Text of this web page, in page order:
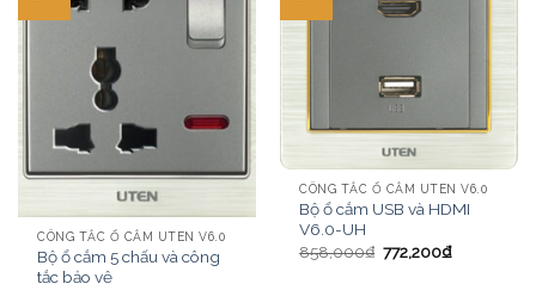
CÔNG TẮC Ổ CẮM UTEN V6.0
Bộ ổ cắm 5 chấu và công
tắc bảo vệ
CÔNG TẮC Ổ CẮM UTEN V6.0
Bộ ổ cắm USB và HDMI
V6.0-UH
858,000₫ 772,200₫